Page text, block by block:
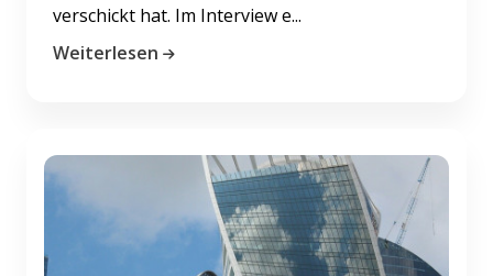
verschickt hat. Im Interview e...
Weiterlesen